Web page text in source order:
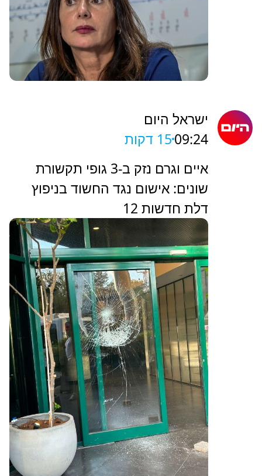
ישראל היום
09:2415 דקות
איים וגרם נזק ב-3 גופי תקשורת
שונים: אישום נגד החשוד בניפוץ
דלת חדשות 12